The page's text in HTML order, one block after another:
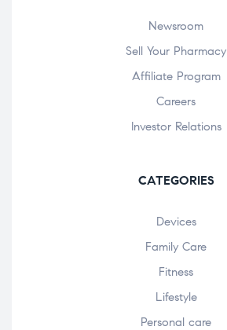
Newsroom
Sell Your Pharmacy
Affiliate Program
Careers
Investor Relations
CATEGORIES
Devices
Family Care
Fitness
Lifestyle
Personal care